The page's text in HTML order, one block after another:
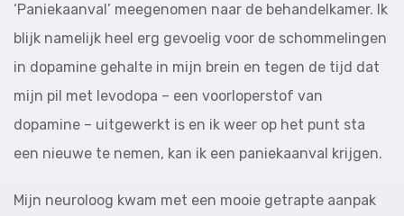
‘Paniekaanval’ meegenomen naar de behandelkamer. Ik
blijk namelijk heel erg gevoelig voor de schommelingen
in dopamine gehalte in mijn brein en tegen de tijd dat
mijn pil met levodopa – een voorloperstof van
dopamine – uitgewerkt is en ik weer op het punt sta
een nieuwe te nemen, kan ik een paniekaanval krijgen.
Mijn neuroloog kwam met een mooie getrapte aanpak